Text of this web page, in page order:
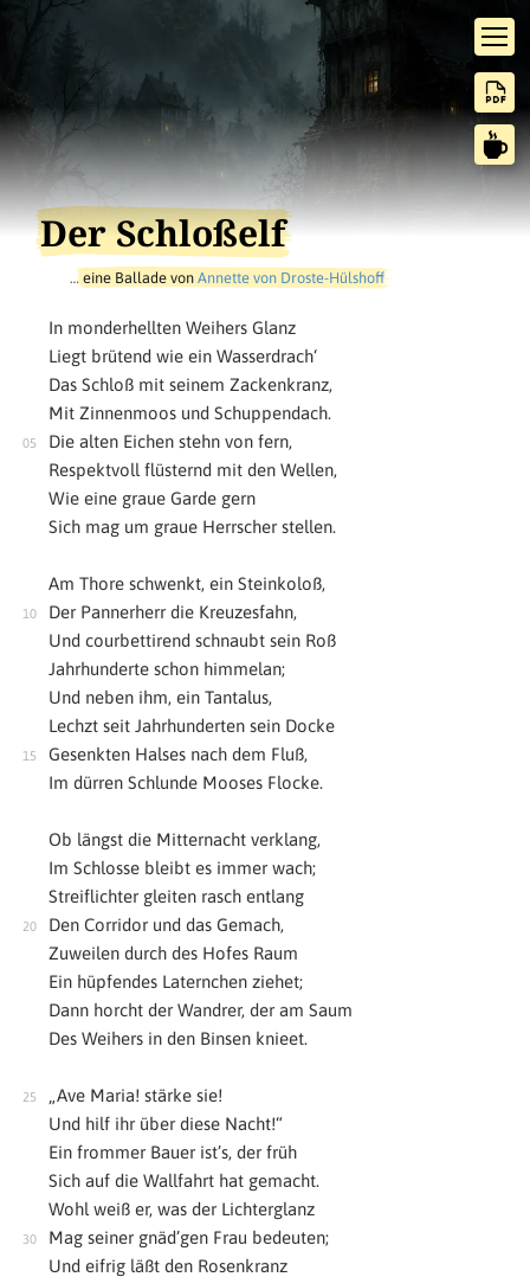
Der Schloßelf
… eine Ballade vonAnnette von Droste-Hülshoff
In monderhellten Weihers Glanz
Liegt brütend wie ein Wasserdrach‘
Das Schloß mit seinem Zackenkranz,
Mit Zinnenmoos und Schuppendach.
Die alten Eichen stehn von fern,
Respektvoll flüsternd mit den Wellen,
Wie eine graue Garde gern
Sich mag um graue Herrscher stellen.
Am Thore schwenkt, ein Steinkoloß,
Der Pannerherr die Kreuzesfahn,
Und courbettirend schnaubt sein Roß
Jahrhunderte schon himmelan;
Und neben ihm, ein Tantalus,
Lechzt seit Jahrhunderten sein Docke
Gesenkten Halses nach dem Fluß,
Im dürren Schlunde Mooses Flocke.
Ob längst die Mitternacht verklang,
Im Schlosse bleibt es immer wach;
Streiflichter gleiten rasch entlang
Den Corridor und das Gemach,
Zuweilen durch des Hofes Raum
Ein hüpfendes Laternchen ziehet;
Dann horcht der Wandrer, der am Saum
Des Weihers in den Binsen knieet.
„Ave Maria! stärke sie!
Und hilf ihr über diese Nacht!“
Ein frommer Bauer ist’s, der früh
Sich auf die Wallfahrt hat gemacht.
Wohl weiß er, was der Lichterglanz
Mag seiner gnäd’gen Frau bedeuten;
Und eifrig läßt den Rosenkranz